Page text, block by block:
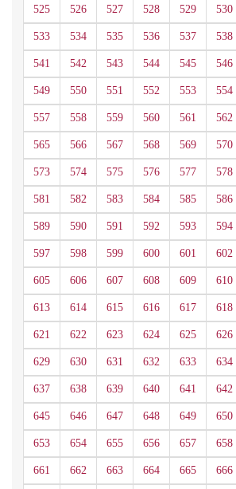
525 526 527 528 529 530
533 534 535 536 537 538
541 542 543 544 545 546
549 550 551 552 553 554
557 558 559 560 561 562
565 566 567 568 569 570
573 574 575 576 577 578
581 582 583 584 585 586
589 590 591 592 593 594
597 598 599 600 601 602
605 606 607 608 609 610
613 614 615 616 617 618
621 622 623 624 625 626
629 630 631 632 633 634
637 638 639 640 641 642
645 646 647 648 649 650
653 654 655 656 657 658
661 662 663 664 665 666